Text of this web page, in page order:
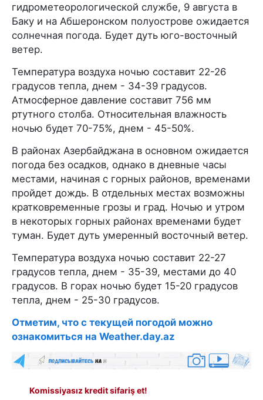
гидрометеорологической службе, 9 августа в
Баку и на Абшеронском полуострове ожидается
солнечная погода. Будет дуть юго-восточный
ветер.
Температура воздуха ночью составит 22-26
градусов тепла, днем - 34-39 градусов.
Атмосферное давление составит 756 мм
ртутного столба. Относительная влажность
ночью будет 70-75%, днем - 45-50%.
В районах Азербайджана в основном ожидается
погода без осадков, однако в дневные часы
местами, начиная с горных районов, временами
пройдет дождь. В отдельных местах возможны
кратковременные грозы и град. Ночью и утром
в некоторых горных районах временами будет
туман. Будет дуть умеренный восточный ветер.
Температура воздуха ночью составит 22-27
градусов тепла, днем - 35-39, местами до 40
градусов. В горах ночью будет 15-20 градусов
тепла, днем - 25-30 градусов.
Отметим, что с текущей погодой можно
ознакомиться на Weather.day.az
Komissiyasız kredit sifariş et!